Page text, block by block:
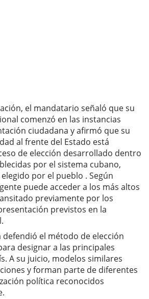
el mandatario señaló que su
comenzó en las instancias
ciudadana y afirmó que su
al frente del Estado está
de elección desarrollado dentro
por el sistema cubano,
por el pueblo . Según
puede acceder a los más altos
previamente por los
previstos en la
defendió el método de elección
designar a las principales
A su juicio, modelos similares
y forman parte de diferentes
política reconocidos